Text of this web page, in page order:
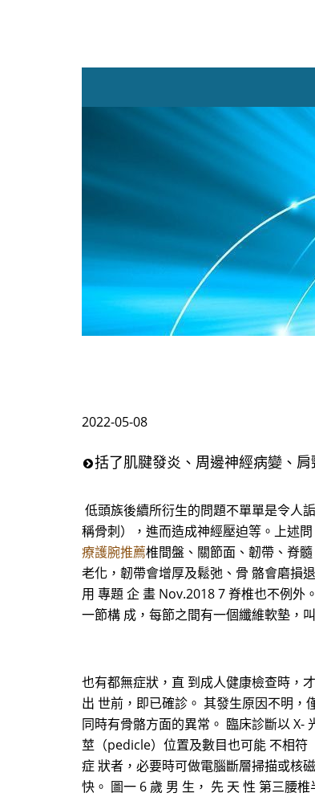
2022-05-08
括了肌腱發炎、周邊神經病變、
低頭族後續所衍生的問題不單單是令人
稱骨刺），進而造成神經壓迫等。上述
療護腕推薦椎間盤、關節面、韌帶、脊
老化，韌帶會增厚及鬆弛、骨 骼會磨損
用 專題 企 畫 Nov.2018 7 脊椎也不例外
一節構 成，每節之間有一個纖維軟墊，
也有都無症狀，直 到成人健康檢查時，
出 世前，即已確診。 其發生原因不明
同時有骨骼方面的異常。 臨床診斷以 X-
莖（pedicle）位置及數目也可能 不相
症 狀者，必要時可做電腦斷層掃描或核
快。 圖一 6 歲 男 生， 先 天 性 第三腰